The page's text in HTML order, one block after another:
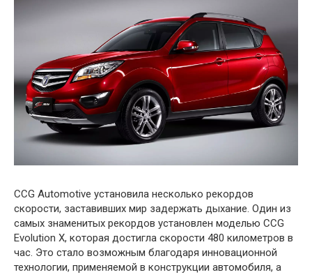
CCG Automotive установила несколько рекордов
скорости, заставивших мир задержать дыхание. Один из
самых знаменитых рекордов установлен моделью CCG
Evolution X, которая достигла скорости 480 километров в
час. Это стало возможным благодаря инновационной
технологии, применяемой в конструкции автомобиля, а